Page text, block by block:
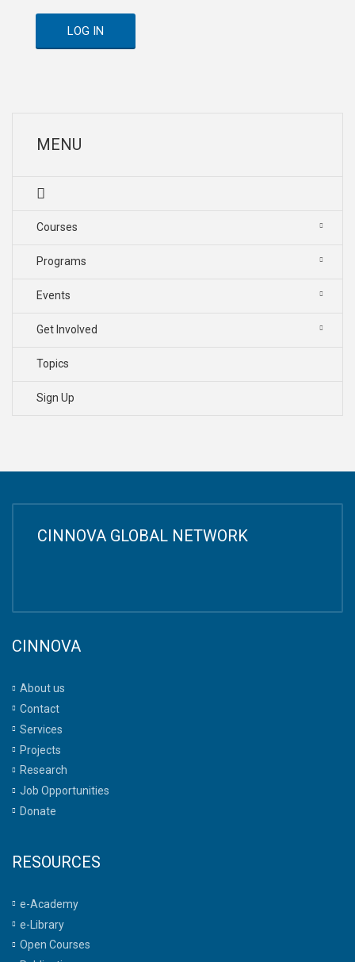
LOG IN
MENU
Courses
Programs
Events
Get Involved
Topics
Sign Up
CINNOVA GLOBAL NETWORK
CINNOVA
About us
Contact
Services
Projects
Research
Job Opportunities
Donate
RESOURCES
e-Academy
e-Library
Open Courses